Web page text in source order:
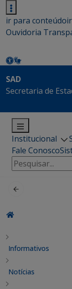
ir para conteúdo
Ouvidoria
SAD
Secretaria de
Institucional
Fale Conosco
Pesquisar
por:
Informativos
Notícias